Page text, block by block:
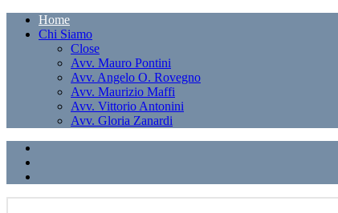
Home
Chi Siamo
Close
Avv. Mauro Pontini
Avv. Angelo O. Rovegno
Avv. Maurizio Maffi
Avv. Vittorio Antonini
Avv. Gloria Zanardi